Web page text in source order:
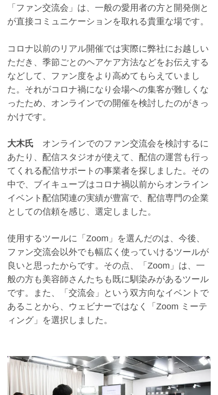
「ファン交流会」は、一般の愛用者の方と開発側と
が直接コミュニケーションを取れる貴重な場です。
コロナ以前のリアル開催では実際に弊社にお越しい
ただき、季節ごとのヘアケア方法などをお伝えする
などして、ファン度をより高めてもらえていまし
た。それがコロナ禍になり会場への集客が難しくな
ったため、オンラインでの開催を検討したのがきっ
かけです。
大木氏 オンラインでのファン交流会を検討するに
あたり、配信スタジオが使えて、配信の運営も行っ
てくれる配信サポートの事業者を探しました。その
中で、ブイキューブはコロナ禍以前からオンライン
イベント配信関連の実績が豊富で、配信専門の企業
としての信頼を感じ、選定しました。
使用するツールに「Zoom」を選んだのは、今後、
ファン交流会以外でも幅広く使っていけるツールが
良いと思ったからです。その点、「Zoom」は、一
般の方も美容師さんたちも既に馴染みがあるツール
です。また、「交流会」という双方向なイベントで
あることから、ウェビナーではなく「Zoom ミーテ
ィング」を選択しました。